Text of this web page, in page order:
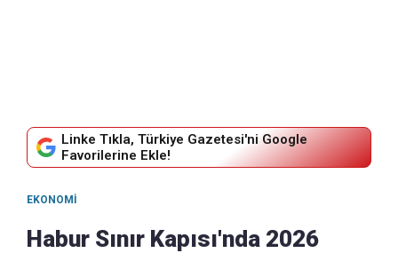
Linke Tıkla, Türkiye Gazetesi'ni Google
Favorilerine Ekle!
EKONOMI
Habur Sınır Kapısı'nda 2026